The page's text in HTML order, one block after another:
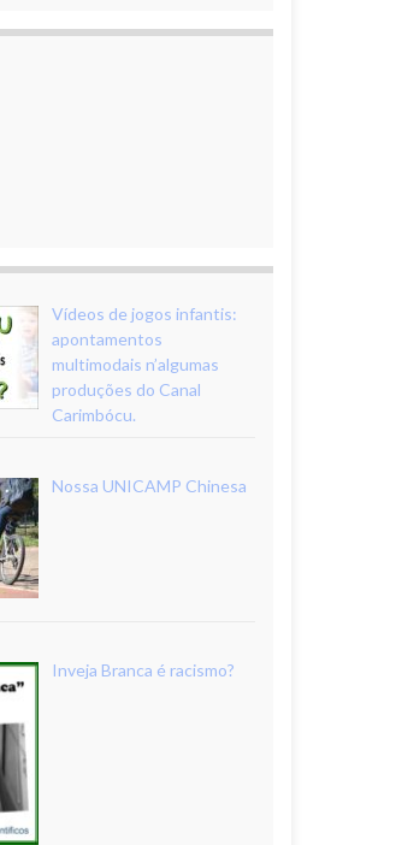
Vídeos de jogos infantis:
apontamentos
multimodais n’algumas
produções do Canal
Carimbócu.
Nossa UNICAMP Chinesa
Inveja Branca é racismo?